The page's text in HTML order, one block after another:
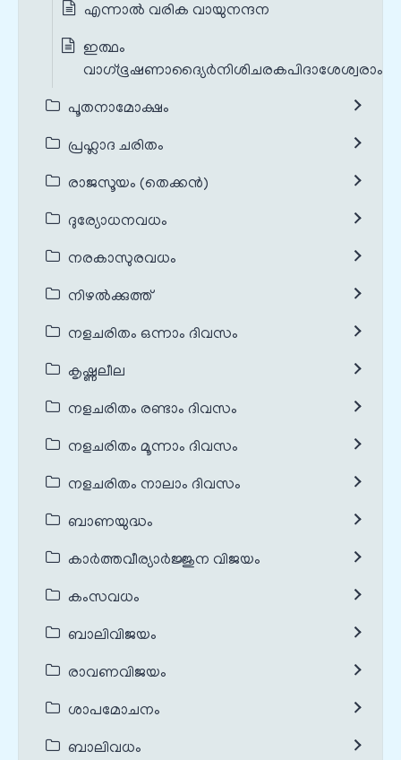
എന്നാൽ വരിക വായുനന്ദന
ഇത്ഥം
പൂതനാമോക്ഷം
പ്രഹ്ലാദ ചരിതം
രാജസൂയം (തെക്കൻ)
ദുര്യോധനവധം
നരകാസുരവധം
നിഴൽക്കുത്ത്
നളചരിതം ഒന്നാം ദിവസം
കൃഷ്ണലീല
നളചരിതം രണ്ടാം ദിവസം
നളചരിതം മൂന്നാം ദിവസം
നളചരിതം നാലാം ദിവസം
ബാണയുദ്ധം
കാർത്തവീര്യാർജ്ജുന വിജയം
കംസവധം
ബാലിവിജയം
രാവണവിജയം
ശാപമോചനം
ബാലിവധം